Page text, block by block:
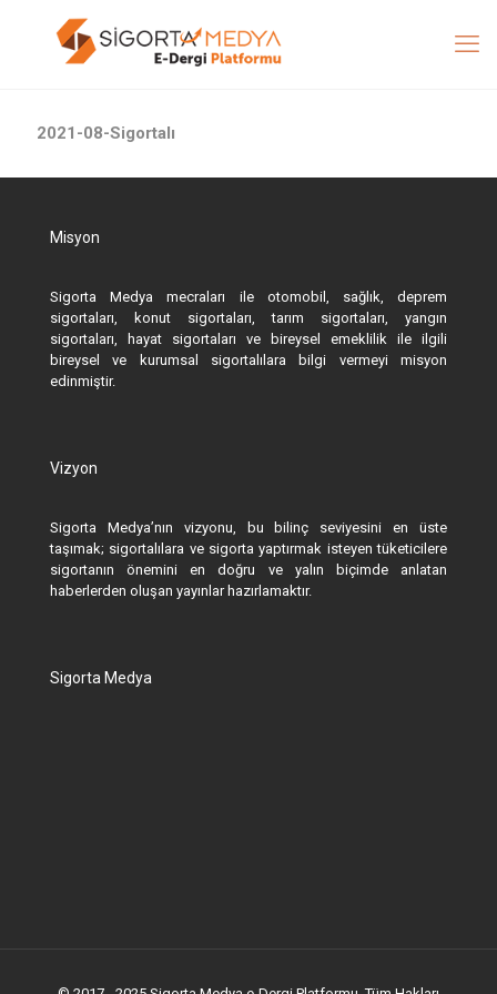
2021-08-Sigortalı
Misyon
Sigorta Medya mecraları ile otomobil, sağlık, deprem
sigortaları, konut sigortaları, tarım sigortaları, yangın
sigortaları, hayat sigortaları ve bireysel emeklilik ile ilgili
bireysel ve kurumsal sigortalılara bilgi vermeyi misyon
edinmiştir.
Vizyon
Sigorta Medya’nın vizyonu, bu bilinç seviyesini en üste
taşımak; sigortalılara ve sigorta yaptırmak isteyen tüketicilere
sigortanın önemini en doğru ve yalın biçimde anlatan
haberlerden oluşan yayınlar hazırlamaktır.
Sigorta Medya